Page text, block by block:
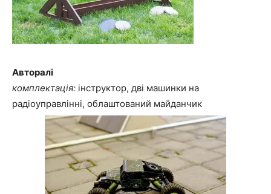
Авторалі
комплектація: інструктор, дві машинки на
радіоуправлінні, облаштований майданчик